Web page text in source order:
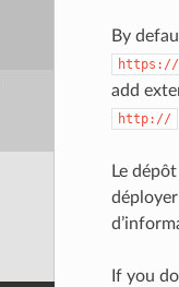
By
https://
add
http://
Le
If you